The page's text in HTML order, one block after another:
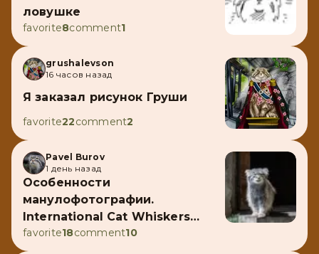
ловушке
favorite8comment1
grushalevson
16 часов назад
Я заказал рисунок Груши
favorite22comment2
Pavel Burov
1 день назад
Особенности
манулофотографии.
International Cat Whiskers
Awareness Day
favorite18comment10